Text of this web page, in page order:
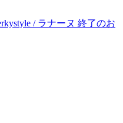
/ ラナーヌ 終了のお